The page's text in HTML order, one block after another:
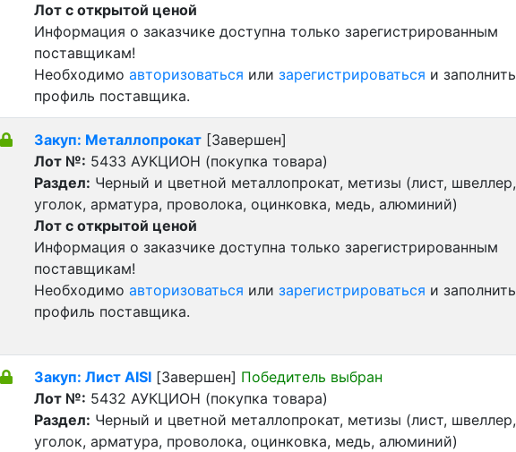
Лот с открытой ценой
Информация о заказчике доступна только зарегистрированным
поставщикам!
Необходимо авторизоваться или зарегистрироваться и заполнить
профиль поставщика.
Закуп: Металлопрокат [Завершен]
Лот №: 5433 АУКЦИОН (покупка товара)
Раздел: Черный и цветной металлопрокат, метизы (лист, швеллер,
уголок, арматура, проволока, оцинковка, медь, алюминий)
Лот с открытой ценой
Информация о заказчике доступна только зарегистрированным
поставщикам!
Необходимо авторизоваться или зарегистрироваться и заполнить
профиль поставщика.
Закуп: Лист AISI [Завершен] Победитель выбран
Лот №: 5432 АУКЦИОН (покупка товара)
Раздел: Черный и цветной металлопрокат, метизы (лист, швеллер,
уголок, арматура, проволока, оцинковка, медь, алюминий)